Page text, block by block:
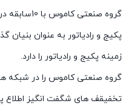
گروه صنعتی
پکیج و رادیاتور به عنوان
زمینه پکیج و رادیاتور را دارد.
گروه صنعتی کاموس را در شبکه
تخفیقف های شگفت انگیز اطلاع